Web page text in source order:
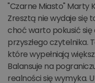
"Czarne Miasto" Marty
Zresztą nie wydaje się
choć warto pokusić
przyszłego czytelnika.
które wypełniają
Balansuje na
realności się wymyka.